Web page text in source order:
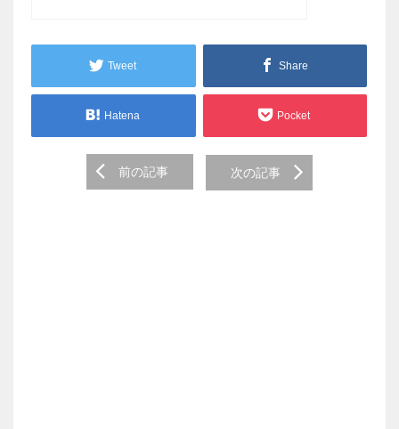
Tweet Share
Hatena Pocket
navigation
前の記事 次の記事